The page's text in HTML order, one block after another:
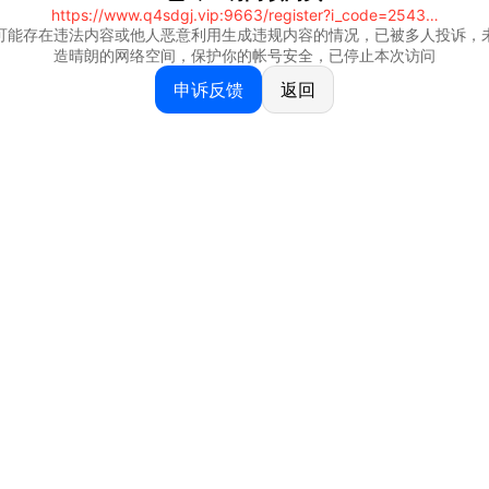
https://www.q4sdgj.vip:9663/register?i_code=25430844
能存在违法内容或他人恶意利用生成违规内容的情况，已被多人投诉，
造晴朗的网络空间，保护你的帐号安全，已停止本次访问
申诉反馈 返回